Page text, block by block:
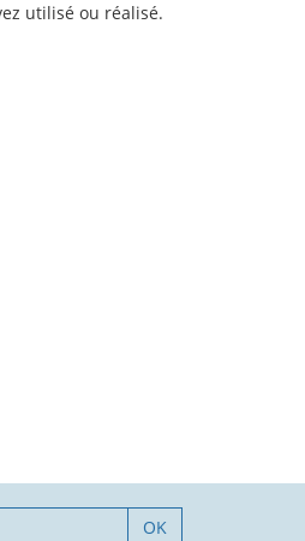
utilisé ou réalisé.
OK